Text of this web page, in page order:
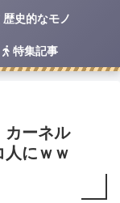
歴史的なモノ
特集記事
カーネル
人にｗｗ